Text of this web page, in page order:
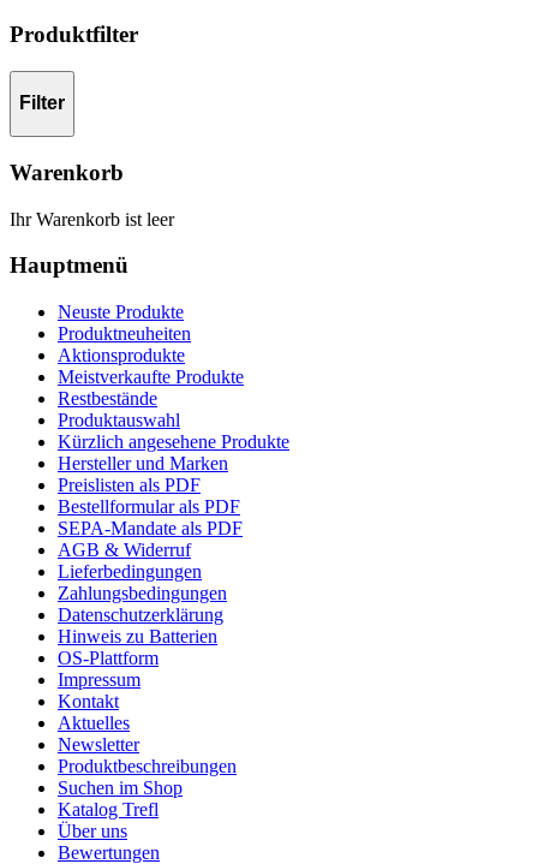
Produktfilter
Filter
Warenkorb
Ihr Warenkorb ist leer
Hauptmenü
Neuste Produkte
Produktneuheiten
Aktionsprodukte
Meistverkaufte Produkte
Restbestände
Produktauswahl
Kürzlich angesehene Produkte
Hersteller und Marken
Preislisten als PDF
Bestellformular als PDF
SEPA-Mandate als PDF
AGB & Widerruf
Lieferbedingungen
Zahlungsbedingungen
Datenschutzerklärung
Hinweis zu Batterien
OS-Plattform
Impressum
Kontakt
Aktuelles
Newsletter
Produktbeschreibungen
Suchen im Shop
Katalog Trefl
Über uns
Bewertungen